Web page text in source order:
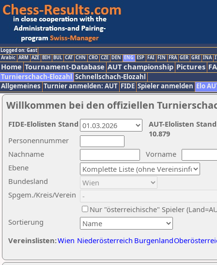
Logged on: Gast
Arabic ARM AZE BIH BUL CAT CHN CRO CZE DEN ENG ESP FAI FIN FRA GER GRE INA
Home Tournament-Database AUT championship Pictures
Turnierschach-Elozahl Schnellschach-Elozahl
Allgemeines Turnier anmelden: AUT FIDE Spieler anmelden Elo
Willkommen bei den offiziellen
Nachname
Vorname
Ebene
Sortierung
Personennummer
Bundesland
Spgem./Kreis/Verein
Nur "österreichische" Spieler
Vereinslisten:Wien Niederösterreich Burgenland
AUT-Elolisten
10.879
FIDE-Elolisten Stand